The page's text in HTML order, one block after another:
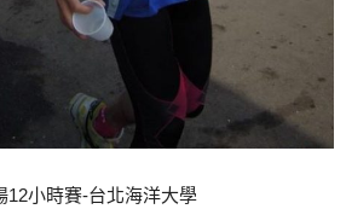
12小時賽-台北海洋大學